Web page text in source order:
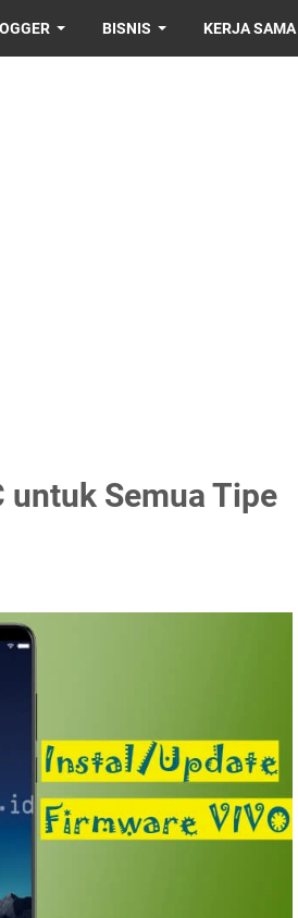
BISNIS KERJA SAMA
untuk Semua Tipe